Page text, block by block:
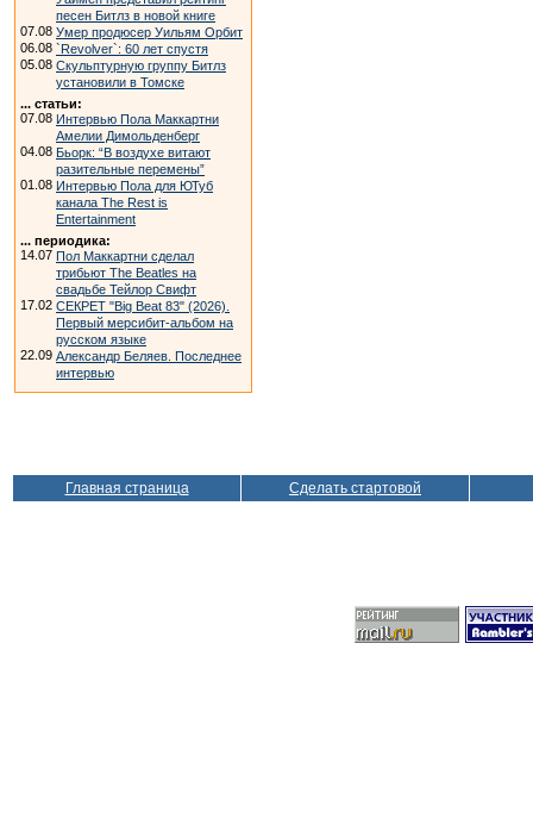
песен Битлз в новой книге
07.08 Умер продюсер Уильям Орбит
06.08 `Revolver`: 60 лет спустя
05.08 Скульптурную группу Битлз
установили в Томске
... статьи:
07.08 Интервью Пола Маккартни
Амелии Димольденберг
04.08 Бьорк: “В воздухе витают
разительные перемены”
01.08 Интервью Пола для ЮТуб
канала The Rest is
Entertainment
... периодика:
14.07 Пол Маккартни сделал
трибьют The Beatles на
свадьбе Тейлор Свифт
17.02 СЕКРЕТ "Big Beat 83" (2026).
Первый мерсибит-альбом на
русском языке
22.09 Александр Беляев. Последнее
интервью
Главная страница Сделать стартовой